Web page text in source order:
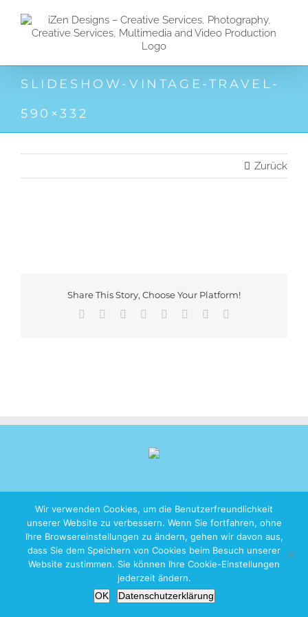
Inhalt
springen
SLIDESHOW-VINTAGE-TRAVEL-
590×332
Zurück
Share This Story, Choose Your Platform!
Facebook Reddit LinkedIn
TumblrPinterest
Copyright 2026 iZen Designs | All Rights Reserved | Imprint|Privacy
Wir verwenden Cookies, um die Benutzerfreundlichkeit
unserer Website zu verbessern. Wenn Sie fortfahren, ohne
Ihre Browsereinstellungen zu ändern, gehen wir davon aus,
dass Sie dem Speichern von Cookies beim Besuch unserer
Website zustimmen. Sie können Ihre Cookie-Einstellungen
jederzeit ändern.
OK
Datenschutzerklärung